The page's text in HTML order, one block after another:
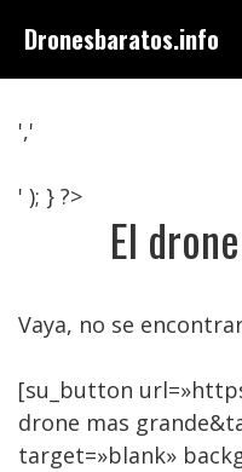
contenido
Dronesbaratos.info
','
' ); } ?>
El
Vaya, no se
[su_button
drone mas
target=»blank»